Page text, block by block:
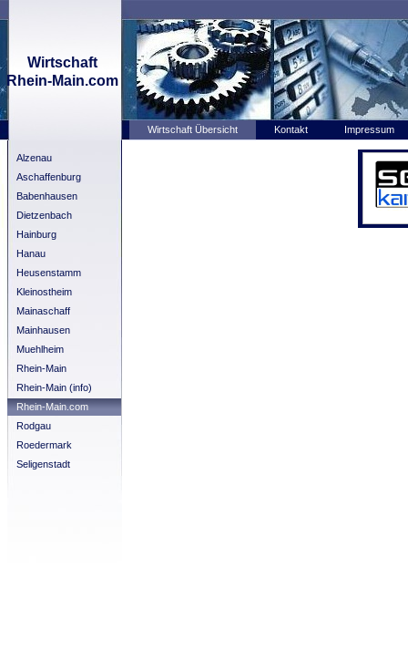
Wirtschaft
Rhein-Main.com
Wirtschaft Übersicht Kontakt Impressum
Alzenau
Aschaffenburg
Babenhausen
Dietzenbach
Hainburg
Hanau
Heusenstamm
Kleinostheim
Mainaschaff
Mainhausen
Muehlheim
Rhein-Main
Rhein-Main (info)
Rhein-Main.com
Rodgau
Roedermark
Seligenstadt